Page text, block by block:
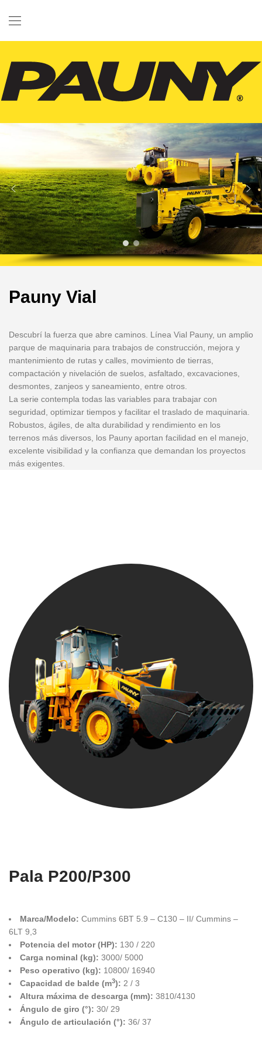
Pauny Vial
Descubrí la fuerza que abre caminos. Línea Vial Pauny, un amplio
parque de maquinaria para trabajos de construcción, mejora y
mantenimiento de rutas y calles, movimiento de tierras,
compactación y nivelación de suelos, asfaltado, excavaciones,
desmontes, zanjeos y saneamiento, entre otros.
La serie contempla todas las variables para trabajar con
seguridad, optimizar tiempos y facilitar el traslado de maquinaria.
Robustos, ágiles, de alta durabilidad y rendimiento en los
terrenos más diversos, los Pauny aportan facilidad en el manejo,
excelente visibilidad y la confianza que demandan los proyectos
más exigentes.
Pala P200/P300
Marca/Modelo: Cummins 6BT 5.9 – C130 – II/ Cummins –
6LT 9,3
Potencia del motor (HP): 130 / 220
Carga nominal (kg): 3000/ 5000
Peso operativo (kg): 10800/ 16940
Capacidad de balde (m3): 2 / 3
Altura máxima de descarga (mm): 3810/4130
Ángulo de giro (°): 30/ 29
Ángulo de articulación (°): 36/ 37